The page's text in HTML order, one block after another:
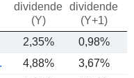
dividende
(Y)
dividende
(Y+1)
2,35% 0,98%
LTD.
4,88%
3,67%